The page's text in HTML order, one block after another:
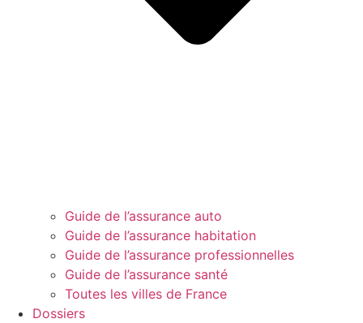
Guide de l’assurance auto
Guide de l’assurance habitation
Guide de l’assurance professionnelles
Guide de l’assurance santé
Toutes les villes de France
Dossiers